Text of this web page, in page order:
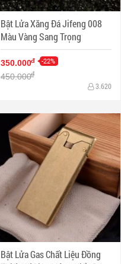
Bật Lửa Xăng Đá Jifeng 008
Màu Vàng Sang Trọng
350.000đ -22%
450.000đ
3.620
Bật Lửa Gas Chất Liệu Đồng